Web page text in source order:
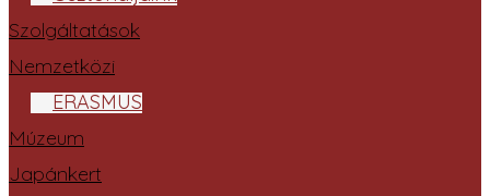
Szolgáltatások
Nemzetközi
ERASMUS
Múzeum
Japánkert